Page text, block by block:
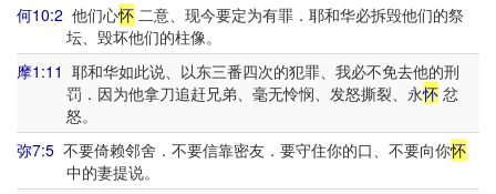
何10:2 他们心怀 二意、现今要定为有罪．耶和华必拆毁他们的祭
坛、毁坏他们的柱像。
摩1:11 耶和华如此说、以东三番四次的犯罪、我必不免去他的刑
罚．因为他拿刀追赶兄弟、毫无怜悯、发怒撕裂、永怀忿
怒。
弥7:5 不要倚赖邻舍．不要信靠密友．要守住你的口、不要向你怀
中的妻提说。